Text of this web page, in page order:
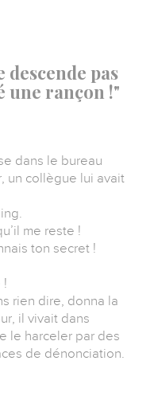
pas
une rançon !"
dans le bureau
un collègue lui avait
me reste !
ton secret !
!
rien dire, donna la
il vivait dans
le harceler par des
de dénonciation.